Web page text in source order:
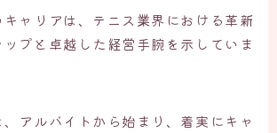
ャリアは、テニス業界における革新
プと卓越した経営手腕を示していま
アルバイトから始まり、着実にキャ